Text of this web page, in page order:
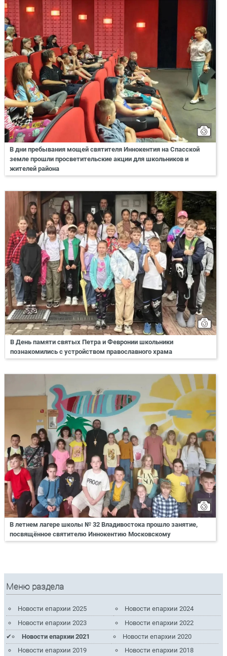
В дни пребывания мощей святителя Иннокентия на Спасской
земле прошли просветительские акции для школьников и
жителей района
В День памяти святых Петра и Февронии школьники
познакомились с устройством православного храма
В летнем лагере школы № 32 Владивостока прошло занятие,
посвящённое святителю Иннокентию Московскому
Меню раздела
Новости епархии 2025
Новости епархии 2024
Новости епархии 2023
Новости епархии 2022
Новости епархии 2021
Новости епархии 2020
Новости епархии 2019
Новости епархии 2018